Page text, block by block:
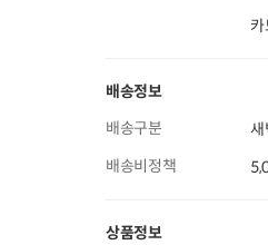
배송정보
배송구분
새
배송비정책
상품정보